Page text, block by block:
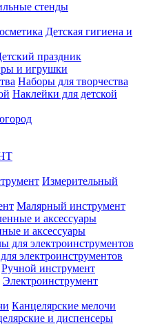
стенды
Детская гигиена и
праздник
и игрушки
Наборы для творчества
Наклейки для детской
Измерительный
Малярный инструмент
и аксессуары
электроинструментов
Ручной инструмент
Электроинструмент
Канцелярские мелочи